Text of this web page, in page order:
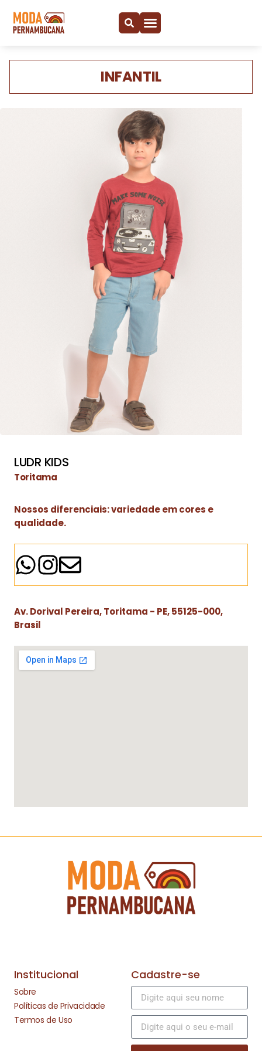
INFANTIL
LUDR KIDS
Toritama
Nossos diferenciais: variedade em cores e
qualidade.
Av. Dorival Pereira, Toritama - PE, 55125-000,
Brasil
Institucional
Sobre
Políticas de Privacidade
Termos de Uso
Cadastre-se